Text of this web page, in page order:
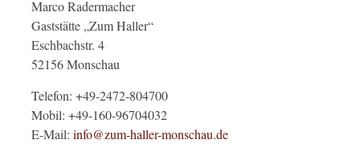
Marco Radermacher
Gaststätte „Zum Haller“
Eschbachstr. 4
52156 Monschau
Telefon: +49-2472-804700
Mobil: +49-160-96704032
E-Mail: info@zum-haller-monschau.de